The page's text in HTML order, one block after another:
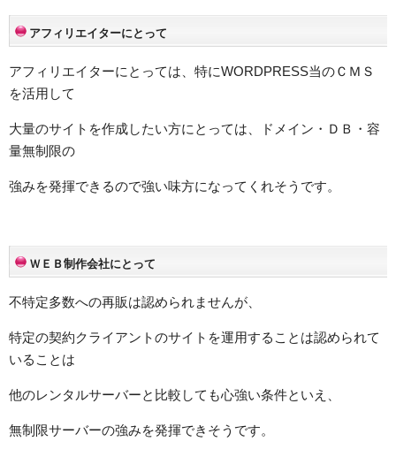
アフィリエイターにとって
アフィリエイターにとっては、特にWORDPRESS当のＣＭＳ
を活用して
大量のサイトを作成したい方にとっては、ドメイン・ＤＢ・容
量無制限の
強みを発揮できるので強い味方になってくれそうです。
ＷＥＢ制作会社にとって
不特定多数への再販は認められませんが、
特定の契約クライアントのサイトを運用することは認められて
いることは
他のレンタルサーバーと比較しても心強い条件といえ、
無制限サーバーの強みを発揮できそうです。